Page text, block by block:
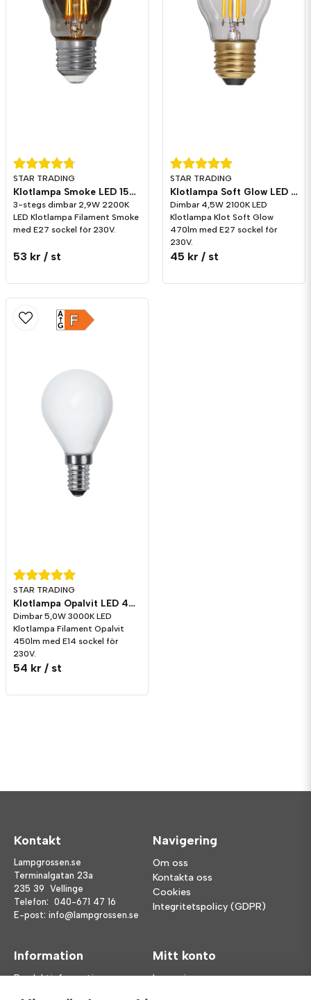
STAR TRADING
Klotlampa Smoke LED 150lm E27 2200K 3-stegs dimming
3-stegs dimbar 2,9W 2200K
LED Klotlampa Filament Smoke
med E27 sockel för 230V.
53 kr / st
STAR TRADING
Klotlampa Soft Glow LED 470lm E27 2100K Dim
Dimbar 4,5W 2100K LED
Klotlampa Klot Soft Glow
470lm med E27 sockel för
230V.
45 kr / st
STAR TRADING
Klotlampa Opalvit LED 450lm E14 3000K Dim
Dimbar 5,0W 3000K LED
Klotlampa Filament Opalvit
450lm med E14 sockel för
230V.
54 kr / st
F
A
G
Kontakt
Lampgrossen.se
Terminalgatan 23a
235 39 Vellinge
Telefon: 040-671 47 16
E-post: info@lampgrossen.se
Navigering
Om oss
Kontakta oss
Cookies
Integritetspolicy (GDPR)
Information
Produktinformation
Mitt konto
Logga in